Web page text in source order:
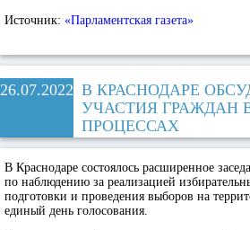
Источник: «Парламентская газета»
26.07.2022 В КРАСНОДАРЕ
УЧАСТИЯ ГРАЖДАН
ПРОЦЕССАХ
В Краснодаре состоялось расширенное
по наблюдению за реализацией
подготовки и проведения выборов на
единый день голосования.